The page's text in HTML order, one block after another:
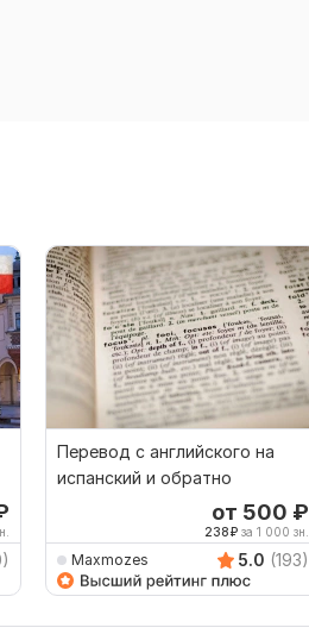
Перевод с английского на
испанский и обратно
от 500 ₽
238₽ за 1 000 зн.
Maxmozes 5.0 (193)